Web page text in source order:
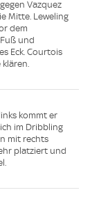
Vazquez
Mitte. Leweling
dem
und
Eck. Courtois
kommt er
im Dribbling
mit rechts
platziert und